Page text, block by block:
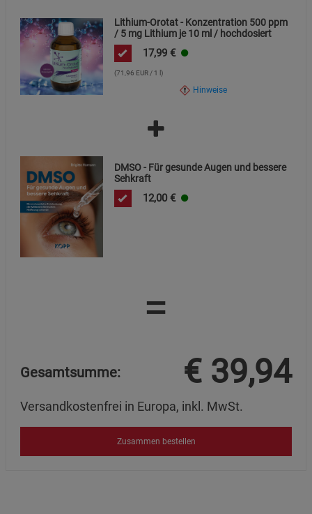
Lithium-Orotat - Konzentration 500 ppm
/ 5 mg Lithium je 10 ml / hochdosiert
17,99 €
(71,96 EUR / 1 l)
Hinweise
DMSO - Für gesunde Augen und bessere
Sehkraft
12,00 €
=
Gesamtsumme: € 39,94
Versandkostenfrei in Europa, inkl. MwSt.
Zusammen bestellen